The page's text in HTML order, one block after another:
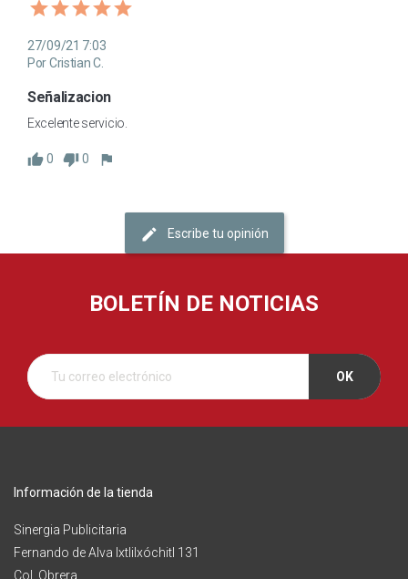
27/09/21 7:03
Por Cristian C.
Señalizacion
Excelente servicio.
0 0
Escribe tu opinión
BOLETÍN DE NOTICIAS
Información de la tienda
Sinergia Publicitaria
Fernando de Alva Ixtlilxóchitl 131
Col. Obrera